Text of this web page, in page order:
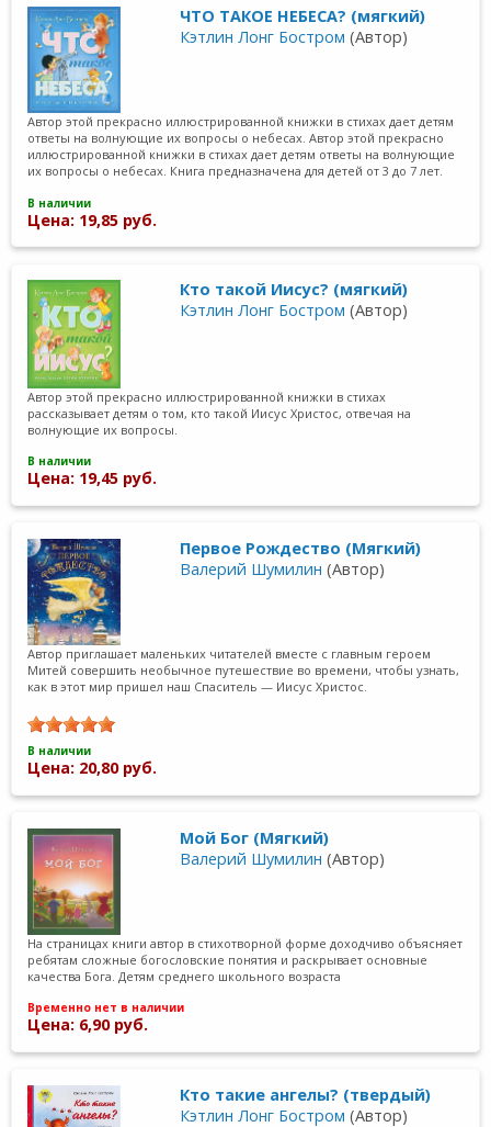
ЧТО ТАКОЕ НЕБЕСА? (мягкий)
Кэтлин Лонг Бостром (Автор)
Автор этой прекрасно иллюстрированной книжки в стихах дает детям
ответы на волнующие их вопросы о небесах. Автор этой прекрасно
иллюстрированной книжки в стихах дает детям ответы на волнующие
их вопросы о небесах. Книга предназначена для детей от 3 до 7 лет.
В наличии
Цена: 19,85 руб.
Кто такой Иисус? (мягкий)
Кэтлин Лонг Бостром (Автор)
Автор этой прекрасно иллюстрированной книжки в стихах
рассказывает детям о том, кто такой Иисус Христос, отвечая на
волнующие их вопросы.
В наличии
Цена: 19,45 руб.
Первое Рождество (Мягкий)
Валерий Шумилин (Автор)
Автор приглашает маленьких читателей вместе с главным героем
Митей совершить необычное путешествие во времени, чтобы узнать,
как в этот мир пришел наш Спаситель — Иисус Христос.
В наличии
Цена: 20,80 руб.
Мой Бог (Мягкий)
Валерий Шумилин (Автор)
На страницах книги автор в стихотворной форме доходчиво объясняет
ребятам сложные богословские понятия и раскрывает основные
качества Бога. Детям среднего школьного возраста
Временно нет в наличии
Цена: 6,90 руб.
Кто такие ангелы? (твердый)
Кэтлин Лонг Бостром (Автор)